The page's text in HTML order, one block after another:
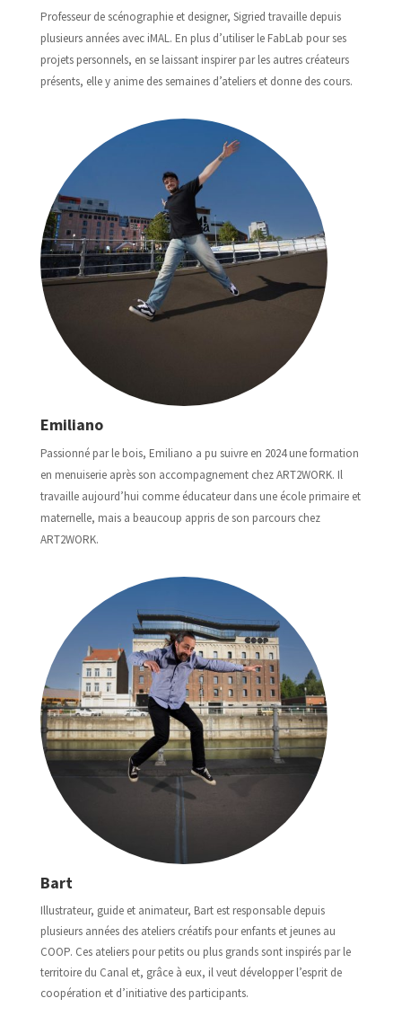
Professeur de scénographie et designer, Sigried travaille depuis
plusieurs années avec iMAL. En plus d’utiliser le FabLab pour ses
projets personnels, en se laissant inspirer par les autres créateurs
présents, elle y anime des semaines d’ateliers et donne des cours.
Emiliano
Passionné par le bois, Emiliano a pu suivre en 2024 une formation
en menuiserie après son accompagnement chez ART2WORK. Il
travaille aujourd’hui comme éducateur dans une école primaire et
maternelle, mais a beaucoup appris de son parcours chez
ART2WORK.
Bart
Illustrateur, guide et animateur, Bart est responsable depuis
plusieurs années des ateliers créatifs pour enfants et jeunes au
COOP. Ces ateliers pour petits ou plus grands sont inspirés par le
territoire du Canal et, grâce à eux, il veut développer l’esprit de
coopération et d’initiative des participants.